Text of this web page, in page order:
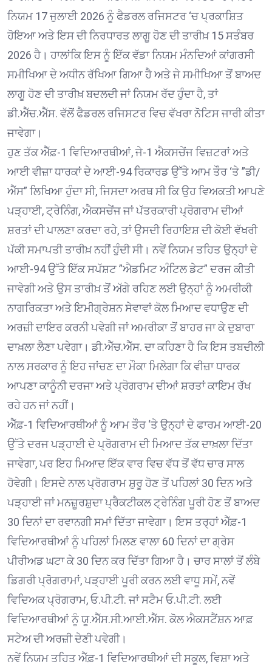
ਨਿਯਮ 17 ਜੁਲਾਈ 2026 ਨੂੰ ਫੈਡਰਲ ਰਜਿਸਟਰ ‘ਚ ਪ੍ਰਕਾਸ਼ਿਤ
ਹੋਇਆ ਅਤੇ ਇਸ ਦੀ ਨਿਰਧਾਰਤ ਲਾਗੂ ਹੋਣ ਦੀ ਤਾਰੀਖ਼ 15 ਸਤੰਬਰ
2026 ਹੈ। ਹਾਲਾਂਕਿ ਇਸ ਨੂੰ ਇੱਕ ਵੱਡਾ ਨਿਯਮ ਮੰਨਦਿਆਂ ਕਾਂਗਰਸੀ
ਸਮੀਖਿਆ ਦੇ ਅਧੀਨ ਰੱਖਿਆ ਗਿਆ ਹੈ ਅਤੇ ਜੇ ਸਮੀਖਿਆ ਤੋਂ ਬਾਅਦ
ਲਾਗੂ ਹੋਣ ਦੀ ਤਾਰੀਖ਼ ਬਦਲਦੀ ਜਾਂ ਨਿਯਮ ਰੱਦ ਹੁੰਦਾ ਹੈ, ਤਾਂ
ਡੀ.ਐੱਚ.ਐੱਸ. ਵੱਲੋਂ ਫੈਡਰਲ ਰਜਿਸਟਰ ਵਿਚ ਵੱਖਰਾ ਨੋਟਿਸ ਜਾਰੀ ਕੀਤਾ
ਜਾਵੇਗਾ।
ਹੁਣ ਤੱਕ ਐੱਫ਼-1 ਵਿਦਿਆਰਥੀਆਂ, ਜੇ-1 ਐਕਸਚੇਂਜ ਵਿਜ਼ਟਰਾਂ ਅਤੇ
ਆਈ ਵੀਜ਼ਾ ਧਾਰਕਾਂ ਦੇ ਆਈ-94 ਰਿਕਾਰਡ ਉੱਤੇ ਆਮ ਤੌਰ ‘ਤੇ ”ਡੀ/
ਐੱਸ” ਲਿਖਿਆ ਹੁੰਦਾ ਸੀ, ਜਿਸਦਾ ਅਰਥ ਸੀ ਕਿ ਉਹ ਵਿਅਕਤੀ ਆਪਣੇ
ਪੜ੍ਹਾਈ, ਟ੍ਰੇਨਿੰਗ, ਐਕਸਚੇਂਜ ਜਾਂ ਪੱਤਰਕਾਰੀ ਪ੍ਰੋਗਰਾਮ ਦੀਆਂ
ਸ਼ਰਤਾਂ ਦੀ ਪਾਲਣਾ ਕਰਦਾ ਰਹੇ, ਤਾਂ ਉਸਦੀ ਰਿਹਾਇਸ਼ ਦੀ ਕੋਈ ਵੱਖਰੀ
ਪੱਕੀ ਸਮਾਪਤੀ ਤਾਰੀਖ਼ ਨਹੀਂ ਹੁੰਦੀ ਸੀ। ਨਵੇਂ ਨਿਯਮ ਤਹਿਤ ਉਨ੍ਹਾਂ ਦੇ
ਆਈ-94 ਉੱਤੇ ਇੱਕ ਸਪੱਸ਼ਟ ”ਐਡਮਿਟ ਅੰਟਿਲ ਡੇਟ” ਦਰਜ ਕੀਤੀ
ਜਾਵੇਗੀ ਅਤੇ ਉਸ ਤਾਰੀਖ਼ ਤੋਂ ਅੱਗੇ ਰਹਿਣ ਲਈ ਉਨ੍ਹਾਂ ਨੂੰ ਅਮਰੀਕੀ
ਨਾਗਰਿਕਤਾ ਅਤੇ ਇਮੀਗ੍ਰੇਸ਼ਨ ਸੇਵਾਵਾਂ ਕੋਲ ਮਿਆਦ ਵਧਾਉਣ ਦੀ
ਅਰਜ਼ੀ ਦਾਇਰ ਕਰਨੀ ਪਵੇਗੀ ਜਾਂ ਅਮਰੀਕਾ ਤੋਂ ਬਾਹਰ ਜਾ ਕੇ ਦੁਬਾਰਾ
ਦਾਖ਼ਲਾ ਲੈਣਾ ਪਵੇਗਾ। ਡੀ.ਐੱਚ.ਐੱਸ. ਦਾ ਕਹਿਣਾ ਹੈ ਕਿ ਇਸ ਤਬਦੀਲੀ
ਨਾਲ ਸਰਕਾਰ ਨੂੰ ਇਹ ਜਾਂਚਣ ਦਾ ਮੌਕਾ ਮਿਲੇਗਾ ਕਿ ਵੀਜ਼ਾ ਧਾਰਕ
ਆਪਣਾ ਕਾਨੂੰਨੀ ਦਰਜਾ ਅਤੇ ਪ੍ਰੋਗਰਾਮ ਦੀਆਂ ਸ਼ਰਤਾਂ ਕਾਇਮ ਰੱਖ
ਰਹੇ ਹਨ ਜਾਂ ਨਹੀਂ।
ਐੱਫ਼-1 ਵਿਦਿਆਰਥੀਆਂ ਨੂੰ ਆਮ ਤੌਰ ‘ਤੇ ਉਨ੍ਹਾਂ ਦੇ ਫਾਰਮ ਆਈ-20
ਉੱਤੇ ਦਰਜ ਪੜ੍ਹਾਈ ਦੇ ਪ੍ਰੋਗਰਾਮ ਦੀ ਮਿਆਦ ਤੱਕ ਦਾਖ਼ਲਾ ਦਿੱਤਾ
ਜਾਵੇਗਾ, ਪਰ ਇਹ ਮਿਆਦ ਇੱਕ ਵਾਰ ਵਿਚ ਵੱਧ ਤੋਂ ਵੱਧ ਚਾਰ ਸਾਲ
ਹੋਵੇਗੀ। ਇਸਦੇ ਨਾਲ ਪ੍ਰੋਗਰਾਮ ਸ਼ੁਰੂ ਹੋਣ ਤੋਂ ਪਹਿਲਾਂ 30 ਦਿਨ ਅਤੇ
ਪੜ੍ਹਾਈ ਜਾਂ ਮਨਜ਼ੂਰਸ਼ੁਦਾ ਪ੍ਰੈਕਟੀਕਲ ਟ੍ਰੇਨਿੰਗ ਪੂਰੀ ਹੋਣ ਤੋਂ ਬਾਅਦ
30 ਦਿਨਾਂ ਦਾ ਰਵਾਨਗੀ ਸਮਾਂ ਦਿੱਤਾ ਜਾਵੇਗਾ। ਇਸ ਤਰ੍ਹਾਂ ਐੱਫ਼-1
ਵਿਦਿਆਰਥੀਆਂ ਨੂੰ ਪਹਿਲਾਂ ਮਿਲਣ ਵਾਲਾ 60 ਦਿਨਾਂ ਦਾ ਗ੍ਰੇਸ
ਪੀਰੀਅਡ ਘਟਾ ਕੇ 30 ਦਿਨ ਕਰ ਦਿੱਤਾ ਗਿਆ ਹੈ। ਚਾਰ ਸਾਲਾਂ ਤੋਂ ਲੰਬੇ
ਡਿਗਰੀ ਪ੍ਰੋਗਰਾਮਾਂ, ਪੜ੍ਹਾਈ ਪੂਰੀ ਕਰਨ ਲਈ ਵਾਧੂ ਸਮੇਂ, ਨਵੇਂ
ਵਿਦਿਅਕ ਪ੍ਰੋਗਰਾਮ, ਓ.ਪੀ.ਟੀ. ਜਾਂ ਸਟੈਮ ਓ.ਪੀ.ਟੀ. ਲਈ
ਵਿਦਿਆਰਥੀਆਂ ਨੂੰ ਯੂ.ਐੱਸ.ਸੀ.ਆਈ.ਐੱਸ. ਕੋਲ ਐਕਸਟੈਂਸ਼ਨ ਆਫ਼
ਸਟੇਅ ਦੀ ਅਰਜ਼ੀ ਦੇਣੀ ਪਵੇਗੀ।
ਨਵੇਂ ਨਿਯਮ ਤਹਿਤ ਐੱਫ਼-1 ਵਿਦਿਆਰਥੀਆਂ ਦੀ ਸਕੂਲ, ਵਿਸ਼ਾ ਅਤੇ